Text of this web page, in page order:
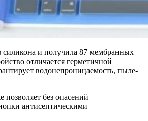
и получила 87 мембранных
отличается герметичной
водонепроницаемость, пыле-
позволяет без опасений
антисептическими